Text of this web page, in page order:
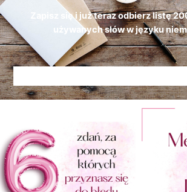
Zapisz się i już teraz odbierzlistę
używanych słów w języku